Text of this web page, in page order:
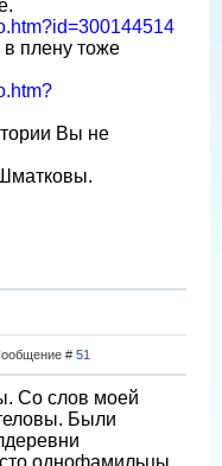
плену тоже
Вы не
# 51
Со слов моей
Были
однофамильцы